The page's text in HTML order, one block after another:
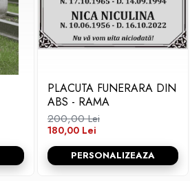
PLACUTA FUNERARA DIN
ABS - RAMA
200,00 Lei
180,00 Lei
PERSONALIZEAZA